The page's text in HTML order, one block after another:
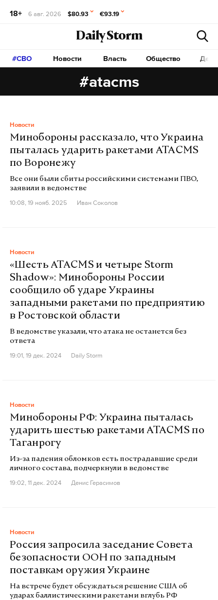
18+ 6 авг. 2026 $80.93 €93.19
Daily Storm
#СВО Новости Власть Общество
#atacms
Новости
Минобороны рассказало, что Украина
пыталась ударить ракетами ATACMS
по Воронежу
Все они были сбиты российскими системами ПВО,
заявили в ведомстве
10:08, 19 нояб. 2025
Иван Соколов
Новости
«Шесть ATACMS и четыре Storm
Shadow»: Минобороны России
сообщило об ударе Украины
западными ракетами по предприятию
в Ростовской области
В ведомстве указали, что атака не останется без
ответа
19:01, 19 дек. 2024
Daily Storm
Новости
Минобороны РФ: Украина пыталась
ударить шестью ракетами ATACMS по
Таганрогу
Из-за падения обломков есть пострадавшие среди
личного состава, подчеркнули в ведомстве
19:02, 11 дек. 2024
Денис Герасимов
Новости
Россия запросила заседание Совета
безопасности ООН по западным
поставкам оружия Украине
На встрече будет обсуждаться решение США об
ударах баллистическими ракетами вглубь РФ